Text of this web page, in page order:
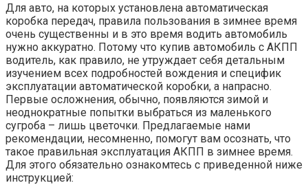
Для авто, на которых установлена автоматическая
коробка передач, правила пользования в зимнее время
очень существенны и в это время водить автомобиль
нужно аккуратно. Потому что купив автомобиль с АКПП
водитель, как правило, не утруждает себя детальным
изучением всех подробностей вождения и специфик
эксплуатации автоматической коробки, а напрасно.
Первые осложнения, обычно, появляются зимой и
неоднократные попытки выбраться из маленького
сугроба – лишь цветочки. Предлагаемые нами
рекомендации, несомненно, помогут вам осознать, что
такое правильная эксплуатация АКПП в зимнее время.
Для этого обязательно ознакомтесь с приведенной ниже
инструкцией: